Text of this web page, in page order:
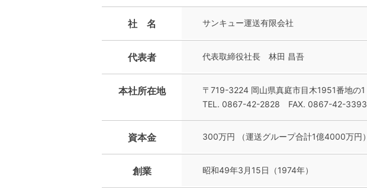
社 名 サンキュー運送有限会社
代表者 代表取締役社長 林田 昌吾
本社所在地
〒719-3224 岡山県真庭市目木1951番地の1
TEL. 0867-42-2828 FAX. 0867-42-3393
資本金 300万円 （運送グループ合計1億4000万円）
創業 昭和49年3月15日（1974年）